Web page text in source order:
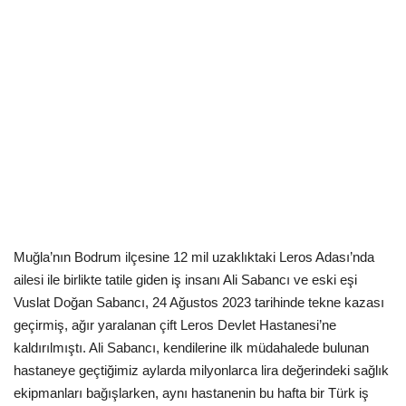
Muğla’nın Bodrum ilçesine 12 mil uzaklıktaki Leros Adası’nda
ailesi ile birlikte tatile giden iş insanı Ali Sabancı ve eski eşi
Vuslat Doğan Sabancı, 24 Ağustos 2023 tarihinde tekne kazası
geçirmiş, ağır yaralanan çift Leros Devlet Hastanesi’ne
kaldırılmıştı. Ali Sabancı, kendilerine ilk müdahalede bulunan
hastaneye geçtiğimiz aylarda milyonlarca lira değerindeki sağlık
ekipmanları bağışlarken, aynı hastanenin bu hafta bir Türk iş